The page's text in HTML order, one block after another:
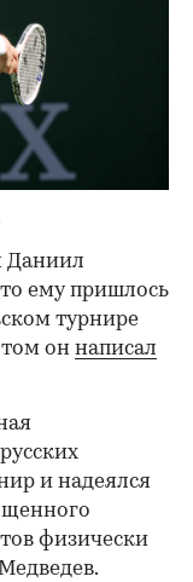
Даниил
ему пришлось
турнире
он написал
и надеялся
физически